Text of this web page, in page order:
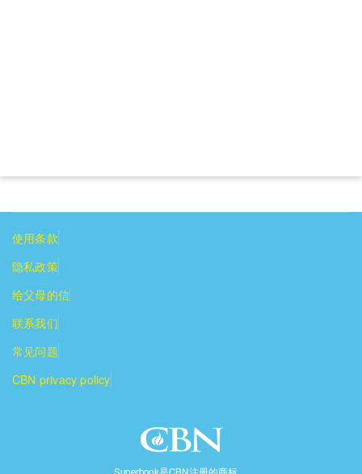
使用条款
隐私政策
给父母的信
联系我们
常见问题
CBN privacy policy